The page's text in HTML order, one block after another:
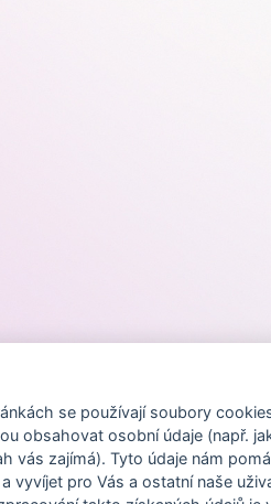
se používají soubory
obsahovat osobní údaje (např.
vás zajímá). Tyto údaje nám
vyvíjet pro Vás a ostatní naše